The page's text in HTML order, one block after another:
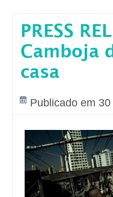
PRESS
Camboja
casa
Publicado em